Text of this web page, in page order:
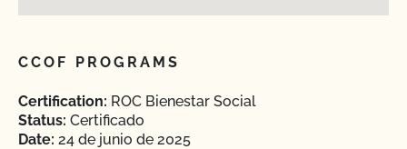
CCOF PROGRAMS
Certification: ROC Bienestar Social
Status: Certificado
Date: 24 de junio de 2025